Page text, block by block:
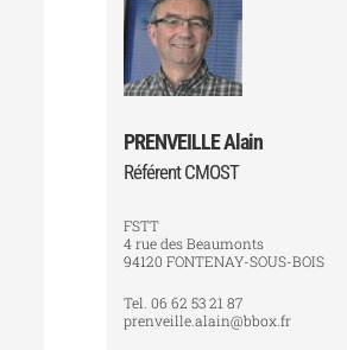
PRENVEILLE Alain
Référent CMOST
FSTT
4 rue des Beaumonts
94120 FONTENAY-SOUS-BOIS
Tel. 06 62 53 21 87
prenveille.alain@bbox.fr